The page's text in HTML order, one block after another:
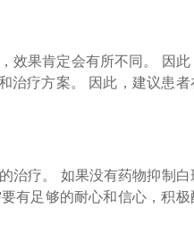
果肯定会有所不同。 因此
治疗方案。 因此，建议患者
疗。 如果没有药物抑制白
有足够的耐心和信心，积极